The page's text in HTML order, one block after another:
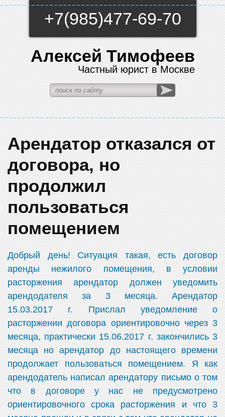
+7(985)477-69-70
Алексей Тимофеев
Частный юрист в Москве
Арендатор отказался от
договора, но
продолжил
пользоваться
помещением
Добрый день! Ситуация такая, есть договор
аренды нежилого помещения, в условии
расторжения арендатор должен уведомить
арендодателя за 3 месяца. Арендатор
15.03.2017 г. Прислал уведомление о
расторжении договора ориентировочно через 3
месяца, практически 15.06.2017 г. закончились 3
месяца но арендатор до настоящего времени
продолжает пользоваться помещением. Я как
арендодатель написал арендатору письмо о том
что в договоре у нас не предусмотрено
ориентировочного срока расторжения и что 3